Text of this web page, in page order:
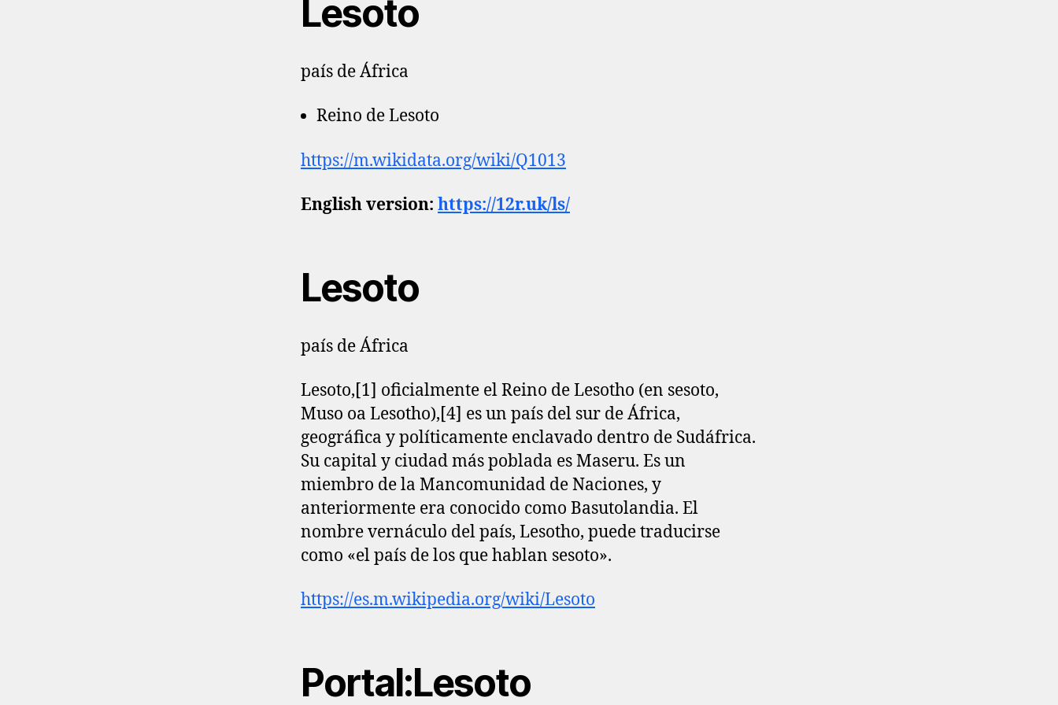
Lesoto
país de África
Reino de Lesoto
https://m.wikidata.org/wiki/Q1013
English version: https://12r.uk/ls/
Lesoto
país de África
Lesoto,[1]​ oficialmente el Reino de Lesotho (en sesoto,
Muso oa Lesotho),[4]​ es un país del sur de África,
geográfica y políticamente enclavado dentro de Sudáfrica.
Su capital y ciudad más poblada es Maseru. Es un
miembro de la Mancomunidad de Naciones, y
anteriormente era conocido como Basutolandia. El
nombre vernáculo del país, Lesotho, puede traducirse
como «el país de los que hablan sesoto».
https://es.m.wikipedia.org/wiki/Lesoto
Portal:Lesoto